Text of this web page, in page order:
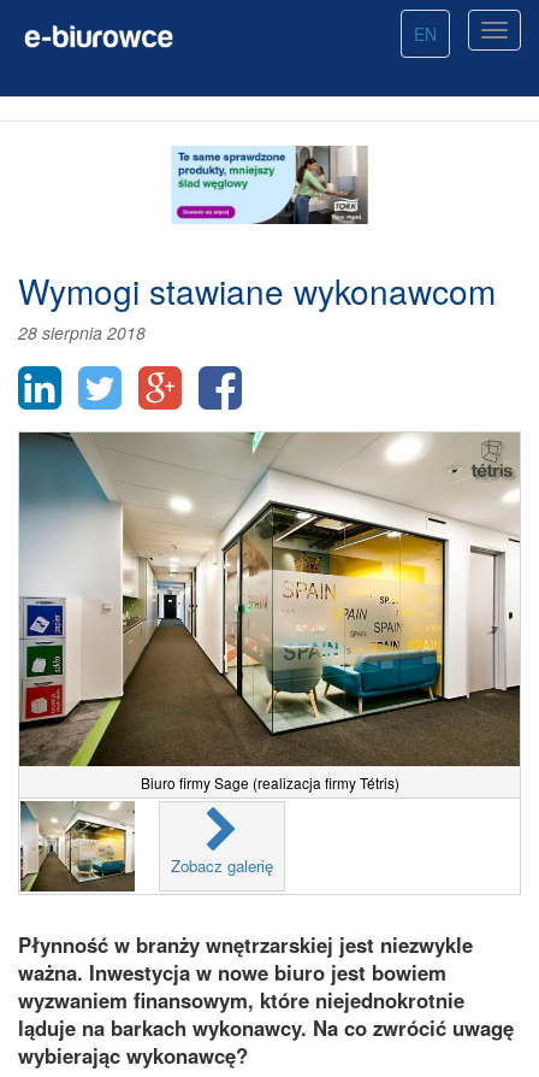
EN
Wymogi stawiane wykonawcom
28 sierpnia 2018
Biuro firmy Sage (realizacja firmy Tétris)
Zobacz galerię
Płynność w branży wnętrzarskiej jest niezwykle
ważna. Inwestycja w nowe biuro jest bowiem
wyzwaniem finansowym, które niejednokrotnie
ląduje na barkach wykonawcy. Na co zwrócić uwagę
wybierając wykonawcę?